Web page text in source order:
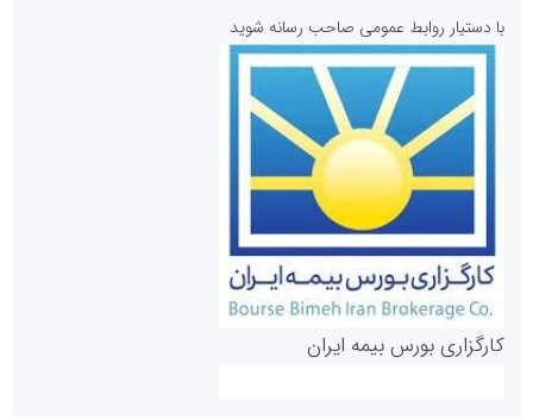
روابط عمومی خبرگزاری گزارش خبر
با دستیار روابط عمومی صاحب رسانه شوید
کارگزاری بورس بیمه ایران